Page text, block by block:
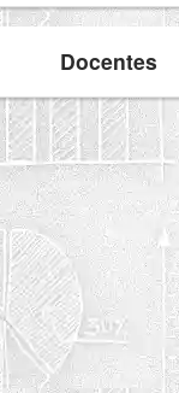
Docentes